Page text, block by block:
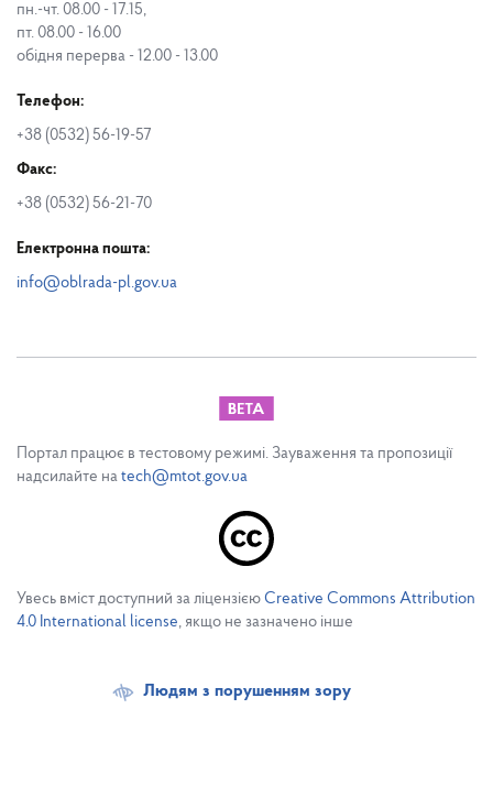
пн.-чт. 08.00 - 17.15,
пт. 08.00 - 16.00
обідня перерва - 12.00 - 13.00
Телефон:
+38 (0532) 56-19-57
Факс:
+38 (0532) 56-21-70
Електронна пошта:
info@oblrada-pl.gov.ua
Портал працює в тестовому режимі. Зауваження та пропозиції
надсилайте на tech@mtot.gov.ua
Увесь вміст доступний за ліцензією Creative Commons Attribution
4.0 International license, якщо не зазначено інше
Людям з порушенням зору